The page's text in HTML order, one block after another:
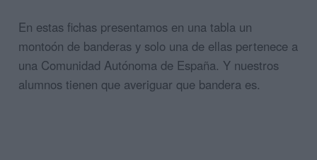
En estas fichas presentamos en una tabla un
montoón de banderas y solo una de ellas pertenece a
una Comunidad Autónoma de España. Y nuestros
alumnos tienen que averiguar que bandera es.